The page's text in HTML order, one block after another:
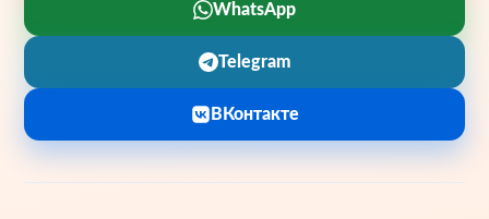
WhatsApp
Telegram
ВКонтакте